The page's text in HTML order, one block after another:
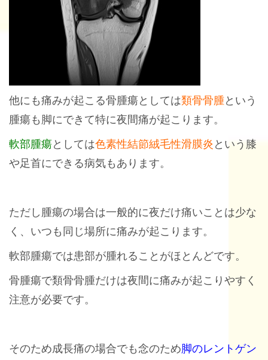
他にも痛みが起こる骨腫瘍としては類骨骨腫という
腫瘍も脚にできて特に夜間痛が起こります。
軟部腫瘍としては色素性結節絨毛性滑膜炎という膝
や足首にできる病気もあります。
ただし腫瘍の場合は一般的に夜だけ痛いことは少な
く、いつも同じ場所に痛みが起こります。
軟部腫瘍では患部が腫れることがほとんどです。
骨腫瘍で類骨骨腫だけは夜間に痛みが起こりやすく
注意が必要です。
そのため成長痛の場合でも念のため脚のレントゲン